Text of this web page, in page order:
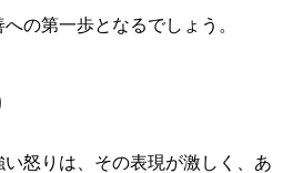
の第一歩となるでしょう。
怒りは、その表現が激しく、あ